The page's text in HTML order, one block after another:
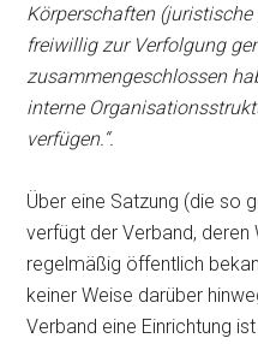
Körperschaften
freiwillig zur Verfolgung
zusammengeschlossen
interne
verfügen.“.
Über eine Satzung (die so
verfügt der Verband,
regelmäßig öffentlich
keiner Weise darüber
Verband eine Einrichtung